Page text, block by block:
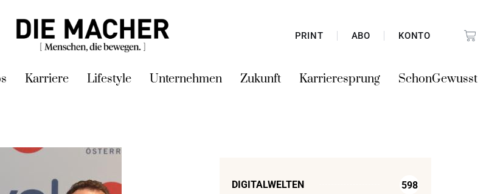
PRINT ABO KONTO
Karriere Lifestyle Unternehmen Zukunft Karrieresprung SchonGewusst
DIGITALWELTEN 598